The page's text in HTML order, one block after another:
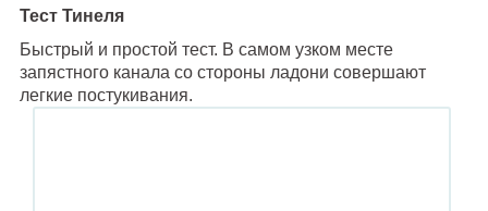
Тест Тинеля
Быстрый и простой тест. В самом узком месте
запястного канала со стороны ладони совершают
легкие постукивания.